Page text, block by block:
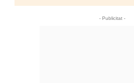
- Publicitat -